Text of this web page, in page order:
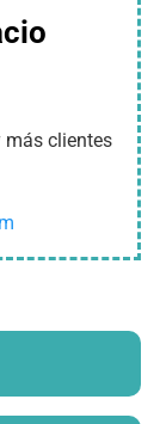
clientes